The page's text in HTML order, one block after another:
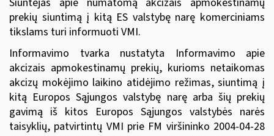
prekių siuntimą į kitą ES valstybę narę komerciniams
tikslams turi informuoti VMI.
Informavimo tvarka nustatyta Informavimo apie
akcizais apmokestinamų prekių, kurioms netaikomas
akcizų mokėjimo laikino atidėjimo režimas, siuntimą į
kitą Europos Sąjungos valstybę narę arba šių prekių
gavimą iš kitos Europos Sąjungos valstybės narės
taisyklių, patvirtintų VMI prie FM viršininko 2004-04-28